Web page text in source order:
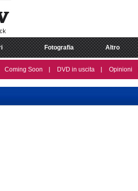
Fotografia Altro
Coming Soon DVD in uscita Opinioni